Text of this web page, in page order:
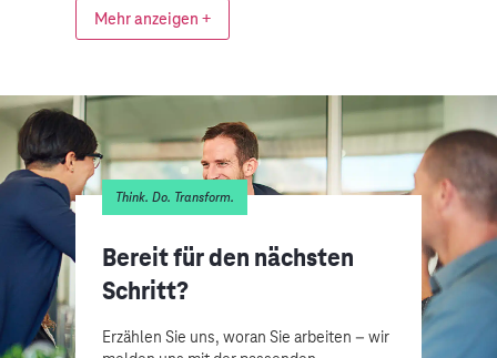
Mehr anzeigen +
Think. Do. Transform.
Bereit für den nächsten
Schritt?
Erzählen Sie uns, woran Sie arbeiten – wir